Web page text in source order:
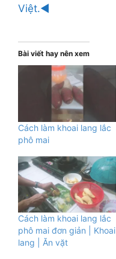
Việt.◄
Bài viết hay nên xem
Cách làm khoai lang lắc
phô mai
Cách làm khoai lang lắc
phô mai đơn giản | Khoai
lang | Ăn vặt